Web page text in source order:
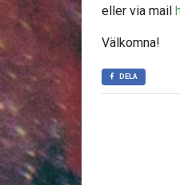
eller via mail
Välkomna!
DELA